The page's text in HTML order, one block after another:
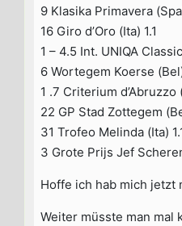
9 Klasika Primavera
16 Giro d’Oro (Ita) 1.1
1 – 4.5 Int. UNIQA
6 Wortegem Koerse (Bel)
1 .7 Criterium d’Abruzzo
22 GP Stad Zottegem
31 Trofeo Melinda (Ita)
3 Grote Prijs Jef
Hoffe ich hab mich jetzt
Weiter müsste man mal